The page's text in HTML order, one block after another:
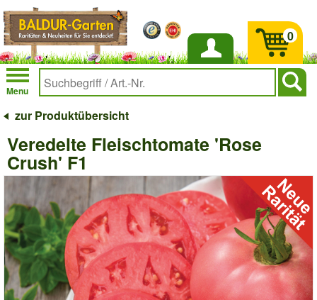
Anmelden
Menu
0
zur Produktübersicht
Veredelte Fleischtomate 'Rose
Crush' F1